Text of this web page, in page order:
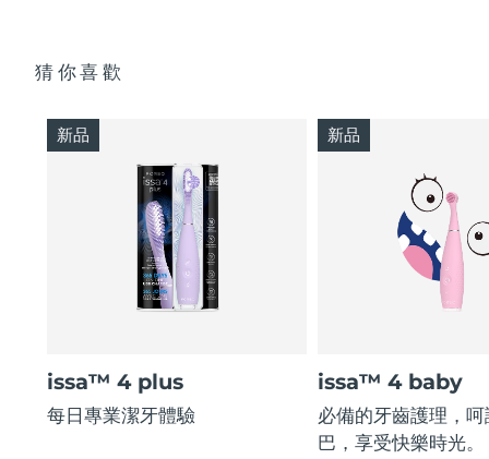
猜你喜歡
issa™ 4 plus
每日專業潔牙體驗
新品
issa™ 4 baby
必備的牙齒護理，
巴，享受快樂時光。
新品